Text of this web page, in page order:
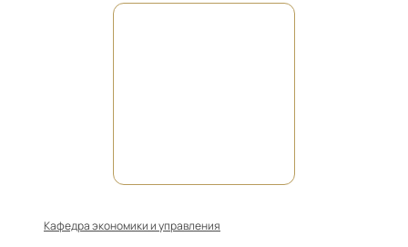
Кафедра экономики и управления